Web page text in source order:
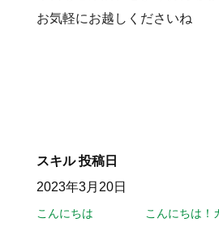
お気軽にお越しくださいね
スキル 投稿日
2023年3月20日
こんにちは こんにちは！